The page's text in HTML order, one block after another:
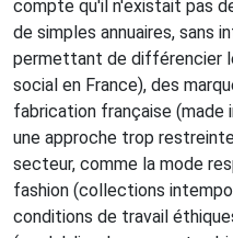
compte qu'il n'existait pas
de simples annuaires, sans
permettant de différencier
social en France), des
fabrication française (made
une approche trop
secteur, comme la mode
fashion (collections
conditions de travail